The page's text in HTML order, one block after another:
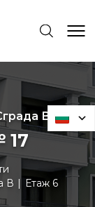
В
В
Етаж 6